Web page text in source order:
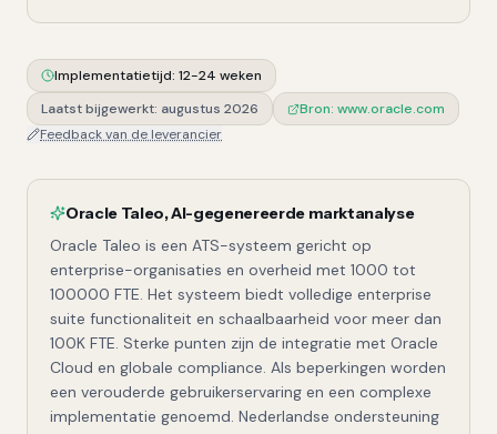
Implementatietijd: 12-24 weken
Laatst bijgewerkt: augustus 2026 Bron: www.oracle.com
Feedback van de leverancier
Oracle Taleo,AI-gegenereerde marktanalyse
Oracle Taleo is een ATS-systeem gericht op
enterprise-organisaties en overheid met 1000 tot
100000 FTE. Het systeem biedt volledige enterprise
suite functionaliteit en schaalbaarheid voor meer dan
100K FTE. Sterke punten zijn de integratie met Oracle
Cloud en globale compliance. Als beperkingen worden
een verouderde gebruikerservaring en een complexe
implementatie genoemd. Nederlandse ondersteuning